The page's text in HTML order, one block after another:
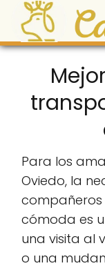
Para los
Oviedo, la
cómoda es
una visita al
o una